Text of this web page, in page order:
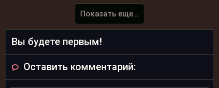
Показать еще...
Вы будете первым!
Оставить комментарий: